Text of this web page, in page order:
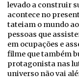
levado a construir
acontece no
tateiam o mundo
pessoas que
em ocupações e
filme que também
protagonista nas
universo não vai